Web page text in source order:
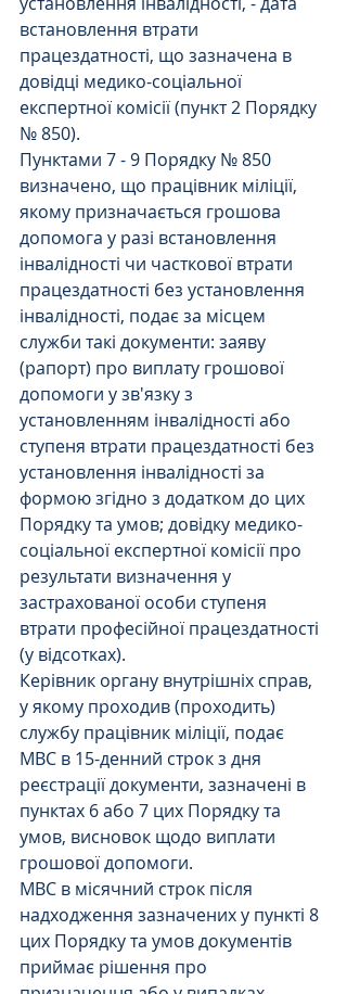
встановлення втрати
працездатності, що зазначена в
довідці медико-соціальної
експертної комісії (пункт 2 Порядку
№ 850).
Пунктами 7 - 9 Порядку № 850
визначено, що працівник міліції,
якому призначається грошова
допомога у разі встановлення
інвалідності чи часткової втрати
працездатності без установлення
інвалідності, подає за місцем
служби такі документи: заяву
(рапорт) про виплату грошової
допомоги у зв'язку з
установленням інвалідності або
ступеня втрати працездатності без
установлення інвалідності за
формою згідно з додатком до цих
Порядку та умов; довідку медико-
соціальної експертної комісії про
результати визначення у
застрахованої особи ступеня
втрати професійної працездатності
(у відсотках).
Керівник органу внутрішніх справ,
у якому проходив (проходить)
службу працівник міліції, подає
МВС в 15-денний строк з дня
реєстрації документи, зазначені в
пунктах 6 або 7 цих Порядку та
умов, висновок щодо виплати
грошової допомоги.
МВС в місячний строк після
надходження зазначених у пункті 8
цих Порядку та умов документів
приймає рішення про